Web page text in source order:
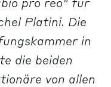
Platini. Die
in
die beiden
von allen